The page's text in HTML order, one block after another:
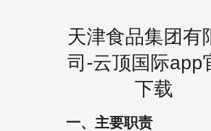
天津食品集团有
司-云顶国际app
下载
一、主要职责